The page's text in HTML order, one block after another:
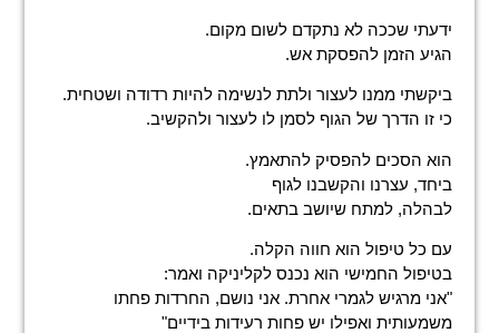
ידעתי שככה לא נתקדם לשום מקום.
הגיע הזמן להפסקת אש.
ביקשתי ממנו לעצור ולתת לנשימה להיות רדודה ושטחית.
כי זו הדרך של הגוף לסמן לו לעצור ולהקשיב.
הוא הסכים להפסיק להתאמץ.
ביחד, עצרנו והקשבנו לגוף
לבהלה, למתח שיושב בתאים.
עם כל טיפול הוא חווה הקלה.
בטיפול החמישי הוא נכנס לקליניקה ואמר:
"אני מרגיש לגמרי אחרת. אני נושם, החרדות פחתו
משמעותית ואפילו יש פחות רעידות בידיים"